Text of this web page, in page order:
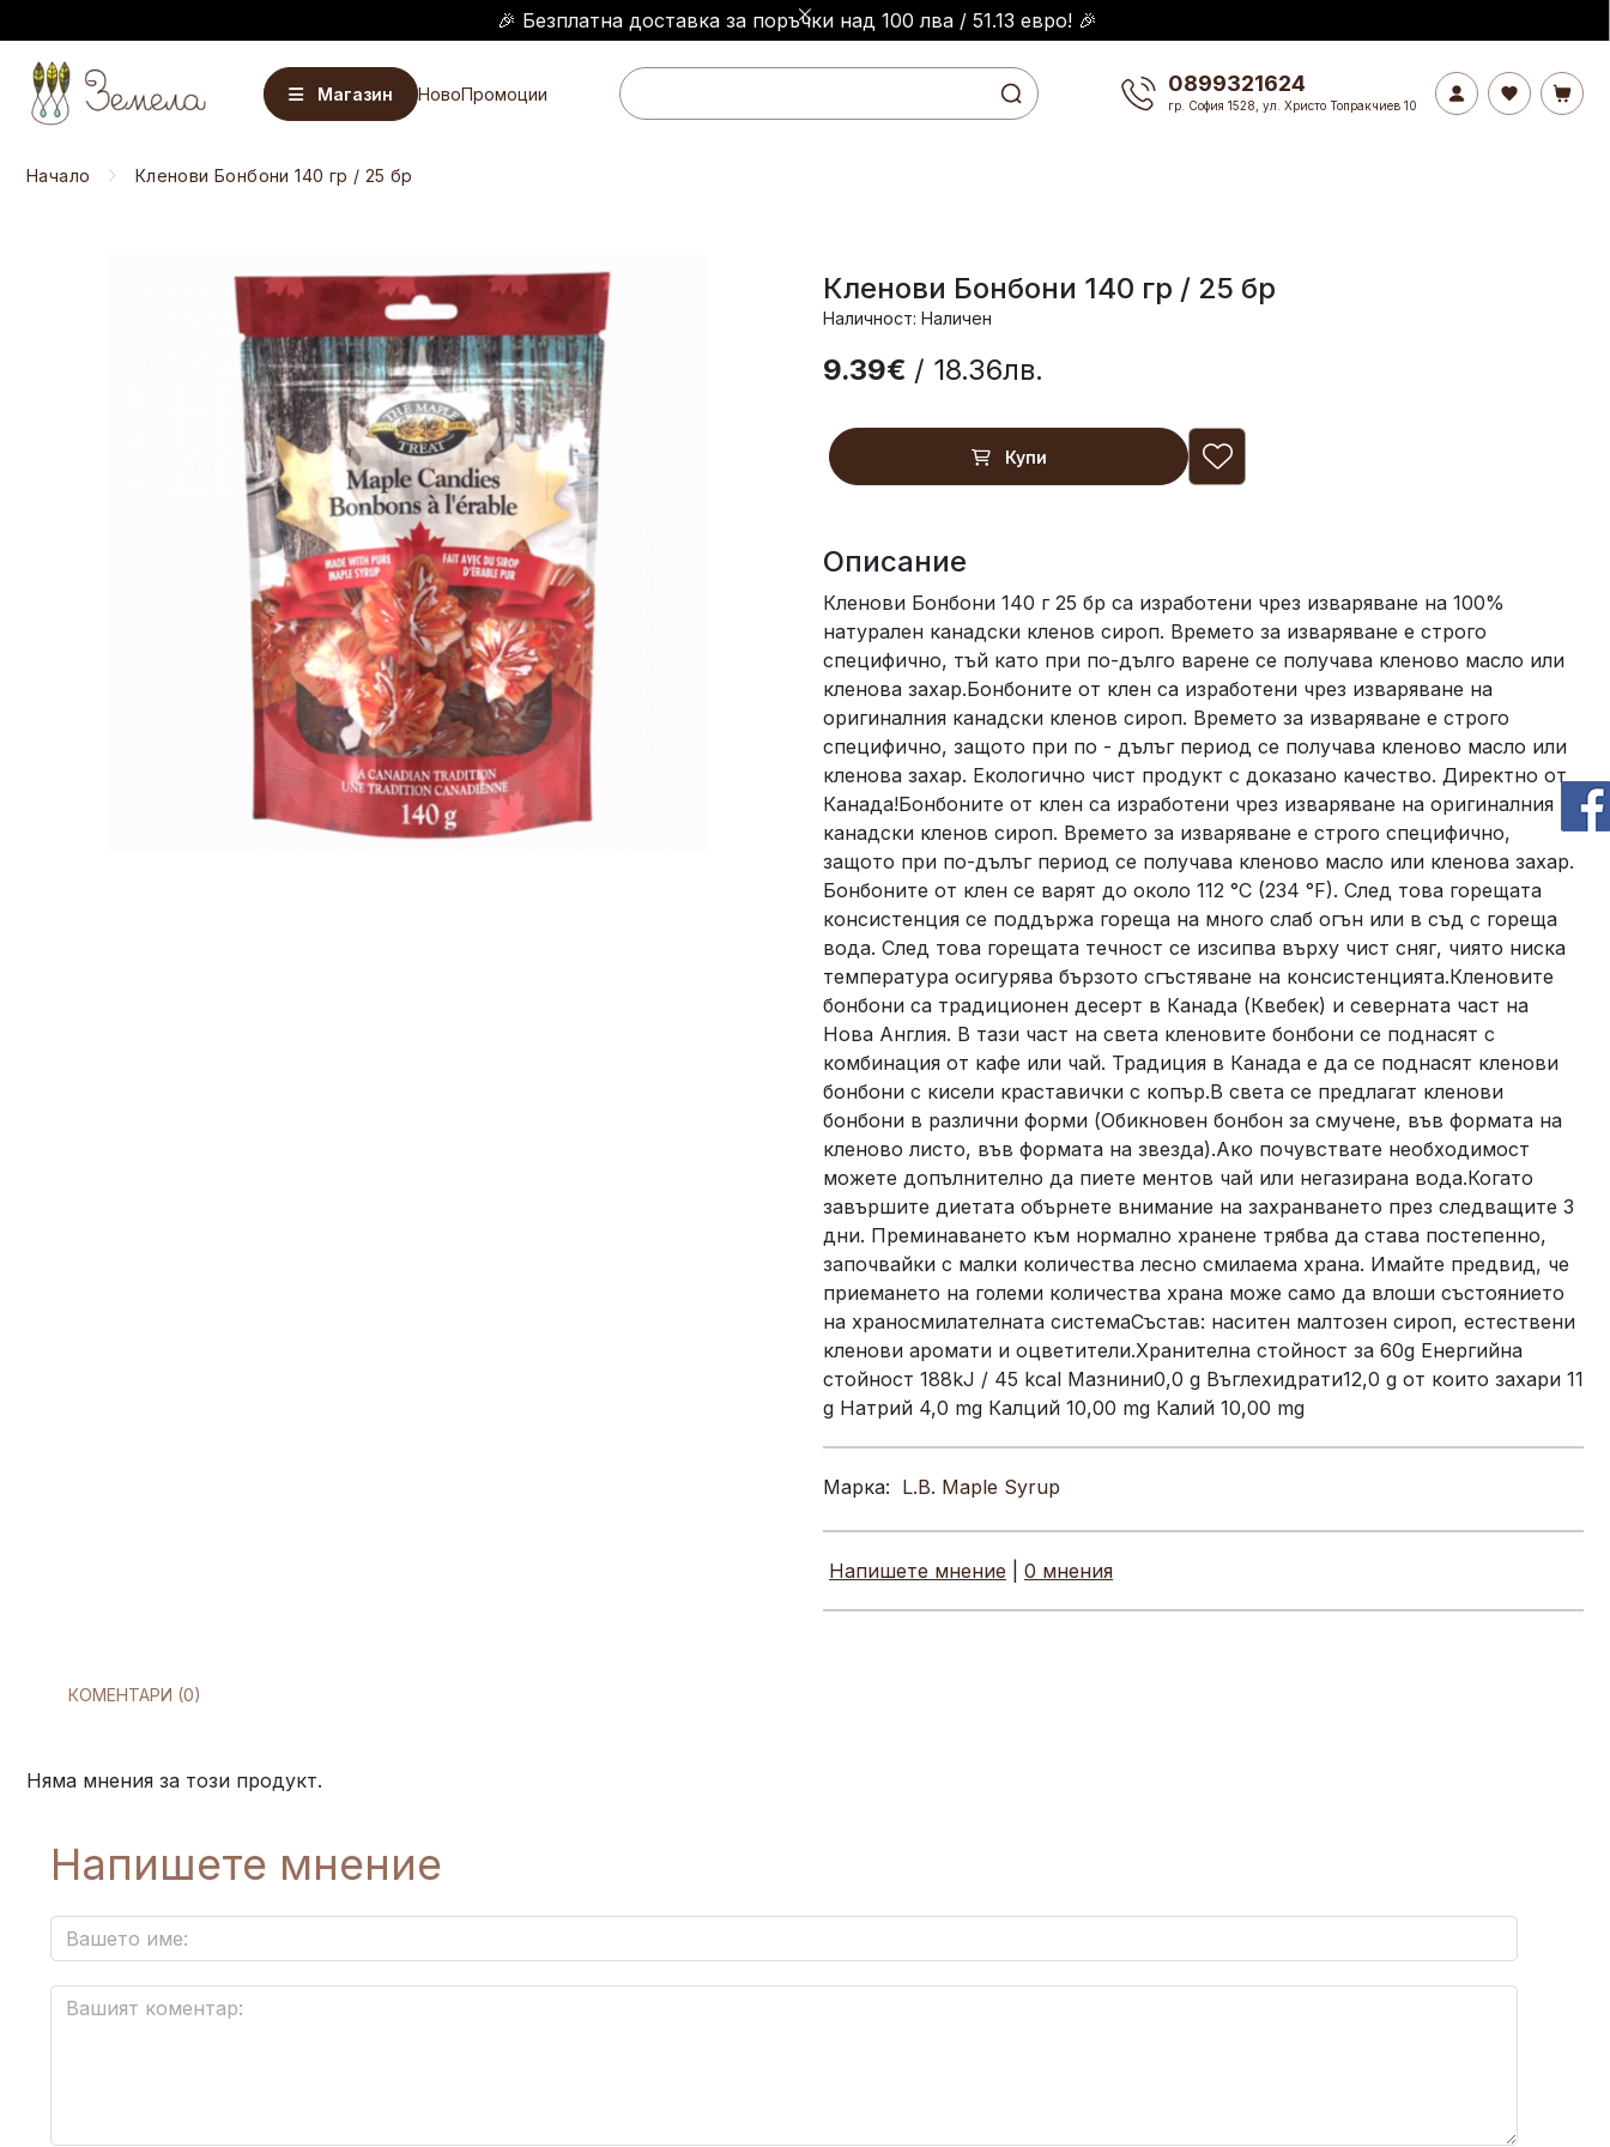
🎉 Безплатна доставка за поръчки над 100 лва / 51.13 евро! 🎉
Магазин НовоПромоции 0899321624
гр. София 1528, ул. Христо Топракчиев 10
Начало Кленови Бонбони 140 гр / 25 бр
Кленови Бонбони 140 гр / 25 бр
Наличност: Наличен
9.39€ / 18.36лв.
Купи
Описание
Кленови Бонбони 140 г 25 бр са изработени чрез изваряване на 100%
натурален канадски кленов сироп. Времето за изваряване е строго
специфично, тъй като при по-дълго варене се получава кленово масло или
кленова захар.Бонбоните от клен са изработени чрез изваряване на
оригиналния канадски кленов сироп. Времето за изваряване е строго
специфично, защото при по - дълъг период се получава кленово масло или
кленова захар. Екологично чист продукт с доказано качество. Директно от
Канада!Бонбоните от клен са изработени чрез изваряване на оригиналния
канадски кленов сироп. Времето за изваряване е строго специфично,
защото при по-дълъг период се получава кленово масло или кленова захар.
Бонбоните от клен се варят до около 112 °C (234 °F). След това горещата
консистенция се поддържа гореща на много слаб огън или в съд с гореща
вода. След това горещата течност се изсипва върху чист сняг, чиято ниска
температура осигурява бързото сгъстяване на консистенцията.Кленовите
бонбони са традиционен десерт в Канада (Квебек) и северната част на
Нова Англия. В тази част на света кленовите бонбони се поднасят с
комбинация от кафе или чай. Традиция в Канада е да се поднасят кленови
бонбони с кисели краставички с копър.В света се предлагат кленови
бонбони в различни форми (Обикновен бонбон за смучене, във формата на
кленово листо, във формата на звезда).Ако почувствате необходимост
можете допълнително да пиете ментов чай или негазирана вода.Когато
завършите диетата обърнете внимание на захранването през следващите 3
дни. Преминаването към нормално хранене трябва да става постепенно,
започвайки с малки количества лесно смилаема храна. Имайте предвид, че
приемането на големи количества храна може само да влоши състоянието
на храносмилателната системаСъстав: наситен малтозен сироп, естествени
кленови аромати и оцветители.Хранителна стойност за 60g Енергийна
стойност 188kJ / 45 kcal Мазнини0,0 g Въглехидрати12,0 g от които захари 11
g Натрий 4,0 mg Калций 10,00 mg Калий 10,00 mg
Марка: L.B. Maple Syrup
Напишете мнение 0 мнения
КОМЕНТАРИ (0)
Няма мнения за този продукт.
Напишете мнение